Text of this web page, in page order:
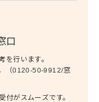
口
を行います。
（0120-50-9912/窓
がスムーズです。